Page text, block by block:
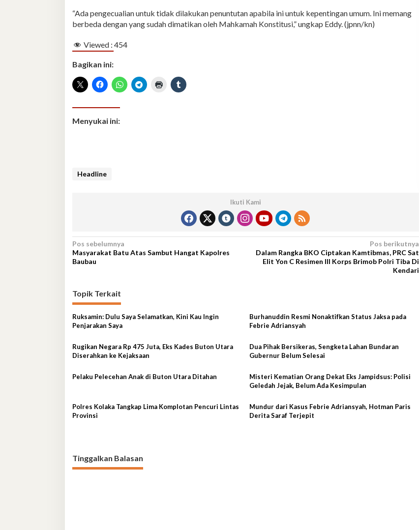
“Ada pengecualian untuk tidak dilakukan penuntutan apabila ini untuk kepentingan umum. Ini memang
berbeda dengan yang sudah dimatikan oleh Mahkamah Konstitusi,” ungkap Eddy. (jpnn/kn)
Viewed : 454
Bagikan ini:
Menyukai ini:
Headline
Ikuti Kami
Navigasi
pos
Pos sebelumnya
Masyarakat Batu Atas Sambut Hangat Kapolres
Baubau
Pos berikutnya
Dalam Rangka BKO Ciptakan Kamtibmas, PRC Sat
Elit Yon C Resimen III Korps Brimob Polri Tiba Di
Kendari
Topik Terkait
Ruksamin: Dulu Saya Selamatkan, Kini Kau Ingin
Penjarakan Saya
Burhanuddin Resmi Nonaktifkan Status Jaksa pada
Febrie Adriansyah
Rugikan Negara Rp 475 Juta, Eks Kades Buton Utara
Diserahkan ke Kejaksaan
Dua Pihak Bersikeras, Sengketa Lahan Bundaran
Gubernur Belum Selesai
Pelaku Pelecehan Anak di Buton Utara Ditahan
Misteri Kematian Orang Dekat Eks Jampidsus: Polisi
Geledah Jejak, Belum Ada Kesimpulan
Polres Kolaka Tangkap Lima Komplotan Pencuri Lintas
Provinsi
Mundur dari Kasus Febrie Adriansyah, Hotman Paris
Derita Saraf Terjepit
Tinggalkan Balasan